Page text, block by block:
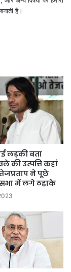
है।
लड़की बता
की उत्पत्ति कहां
ने पूछे
में लगे ठहाके